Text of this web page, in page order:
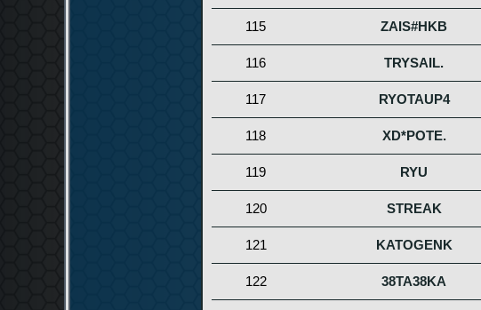
115 ZAIS#HKB
116 TRYSAIL.
117 RYOTAUP4
118 XD*POTE.
119 RYU
120 STREAK
121 KATOGENK
122 38TA38KA